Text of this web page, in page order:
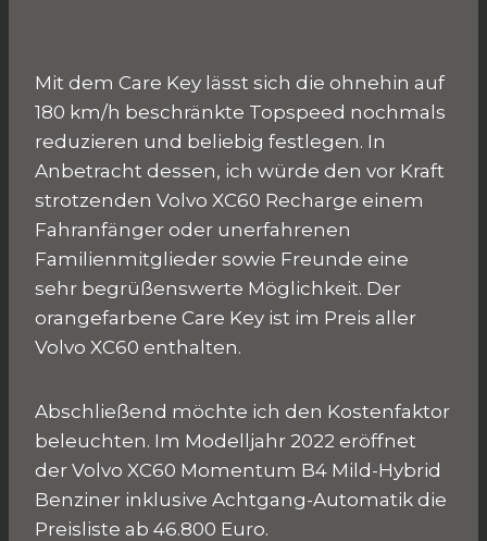
Mit dem Care Key lässt sich die ohnehin auf
180 km/h beschränkte Topspeed nochmals
reduzieren und beliebig festlegen. In
Anbetracht dessen, ich würde den vor Kraft
strotzenden Volvo XC60 Recharge einem
Fahranfänger oder unerfahrenen
Familienmitglieder sowie Freunde eine
sehr begrüßenswerte Möglichkeit. Der
orangefarbene Care Key ist im Preis aller
Volvo XC60 enthalten.
Abschließend möchte ich den Kostenfaktor
beleuchten. Im Modelljahr 2022 eröffnet
der Volvo XC60 Momentum B4 Mild-Hybrid
Benziner inklusive Achtgang-Automatik die
Preisliste ab 46.800 Euro.